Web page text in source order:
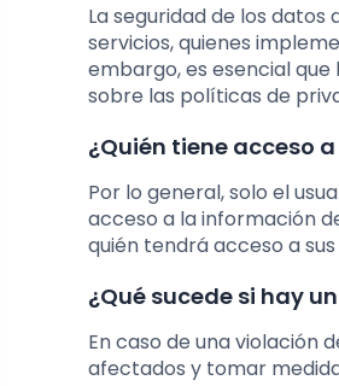
La seguridad de los
servicios, quienes
embargo, es esencial
sobre las políticas de
¿Quién tiene acceso
Por lo general, solo el
acceso a la información
quién tendrá acceso a
¿Qué sucede si hay
En caso de una violación
afectados y tomar